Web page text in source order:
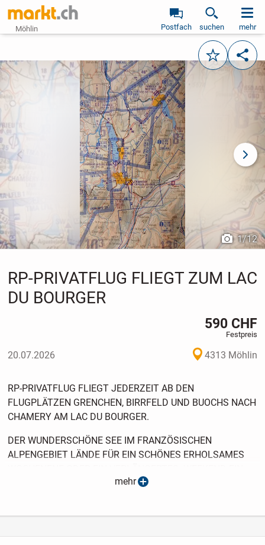
Möhlin Postfach suchen mehr
Merken
vorheriges Bild
1/12
RP-PRIVATFLUG FLIEGT ZUM LAC
DU BOURGER
590 CHF
Festpreis
20.07.2026 4313 Möhlin
RP-PRIVATFLUG FLIEGT JEDERZEIT AB DEN
FLUGPLÄTZEN GRENCHEN, BIRRFELD UND BUOCHS NACH
CHAMERY AM LAC DU BOURGER.
DER WUNDERSCHÖNE SEE IM FRANZÖSISCHEN
ALPENGEBIET LÄNDE FÜR EIN SCHÖNES ERHOLSAMES
MAIL : RP-PRIVATFLUG@GMX.CH
FÜR WEITERE FRAGEN UND BUCHUNGEN STEHT IHNEN
mehr